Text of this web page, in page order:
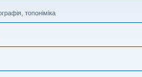
топоніміка